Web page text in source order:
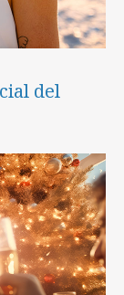
del